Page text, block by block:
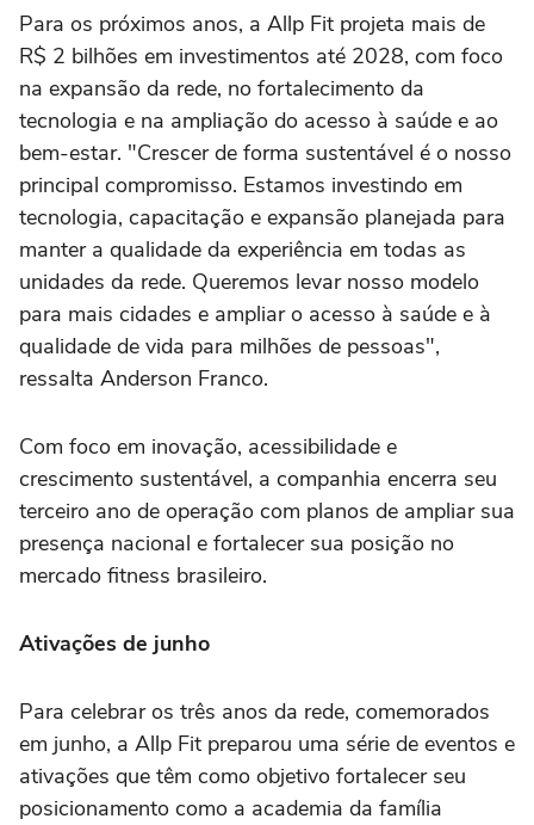
Para os próximos anos, a Allp Fit projeta mais de
R$ 2 bilhões em investimentos até 2028, com foco
na expansão da rede, no fortalecimento da
tecnologia e na ampliação do acesso à saúde e ao
bem-estar. "Crescer de forma sustentável é o nosso
principal compromisso. Estamos investindo em
tecnologia, capacitação e expansão planejada para
manter a qualidade da experiência em todas as
unidades da rede. Queremos levar nosso modelo
para mais cidades e ampliar o acesso à saúde e à
qualidade de vida para milhões de pessoas",
ressalta Anderson Franco.
Com foco em inovação, acessibilidade e
crescimento sustentável, a companhia encerra seu
terceiro ano de operação com planos de ampliar sua
presença nacional e fortalecer sua posição no
mercado fitness brasileiro.
Ativações de junho
Para celebrar os três anos da rede, comemorados
em junho, a Allp Fit preparou uma série de eventos e
ativações que têm como objetivo fortalecer seu
posicionamento como a academia da família